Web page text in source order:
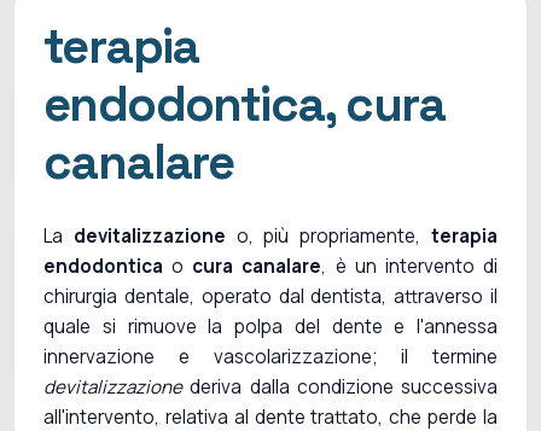
terapia
endodontica, cura
canalare
La devitalizzazione o, più propriamente,terapia
endodontica o cura canalare, è un intervento di
chirurgia dentale, operato dal dentista, attraverso il
quale si rimuove la polpa del dente e l'annessa
innervazione e vascolarizzazione; il termine
devitalizzazionederiva dalla condizione successiva
all'intervento, relativa al dente trattato, che perde la